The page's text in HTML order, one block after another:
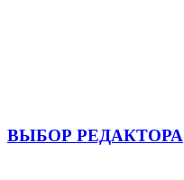
ВЫБОР РЕДАКТОРА